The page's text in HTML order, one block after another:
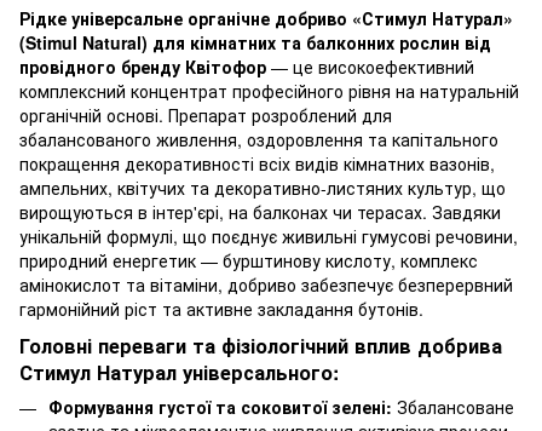
Рідке універсальне органічне добриво «Стимул Натурал»
(Stimul Natural) для кімнатних та балконних рослин від
провідного бренду Квітофор — це високоефективний
комплексний концентрат професійного рівня на натуральній
органічній основі. Препарат розроблений для
збалансованого живлення, оздоровлення та капітального
покращення декоративності всіх видів кімнатних вазонів,
ампельних, квітучих та декоративно-листяних культур, що
вирощуються в інтер'єрі, на балконах чи терасах. Завдяки
унікальній формулі, що поєднує живильні гумусові речовини,
природний енергетик — бурштинову кислоту, комплекс
амінокислот та вітаміни, добриво забезпечує безперервний
гармонійний ріст та активне закладання бутонів.
Головні переваги та фізіологічний вплив добрива
Стимул Натурал універсального:
Формування густої та соковитої зелені: Збалансоване